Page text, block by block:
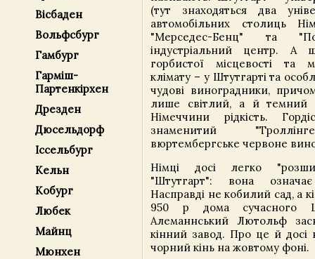
Вісбаден
Вольфсбург
Гамбург
Гарміш-
Партенкірхен
Дрезден
Дюсельдорф
Іссельбург
Кельн
Кобург
Любек
Майнц
Мюнхен
(тут знаходяться два
автомобільних столиць
"Мерседес-Бенц" та
індустріальний центр.
горбистої місцевості та
клімату – у Штутгарті та
чудові виноградники,
лише світлий, а й темний
Німеччини рідкість.
знаменитий
вюртембергське червоне
Німці досі легко
"Штутгарт": вона
Насправді не кобилий сад, а
950 р дома сучасного
Алеманнський Лютольф
кінний завод. Про це й досі
чорний кінь на жовтому фоні.